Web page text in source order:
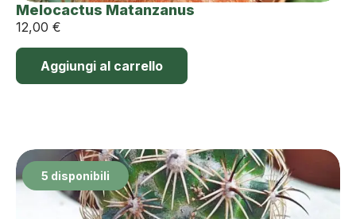
Melocactus Matanzanus
12,00 €
Aggiungi al carrello
5 disponibili